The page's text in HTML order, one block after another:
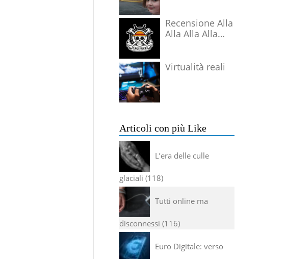
Recensione Alla
Alla Alla Alla
Virtualità reali
Articoli con più Like
L’era delle culle
glaciali 118
Tutti online ma
disconnessi 116
Euro Digitale: verso